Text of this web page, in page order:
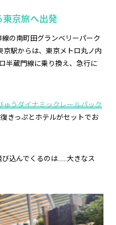
東京旅へ出発
の南町田グランベリーパーク
駅からは、東京メトロ丸ノ内
半蔵門線に乗り換え、急行に
ゅうダイナミックレールパック
きっぷとホテルがセットでお
込んでくるのは……大きなス